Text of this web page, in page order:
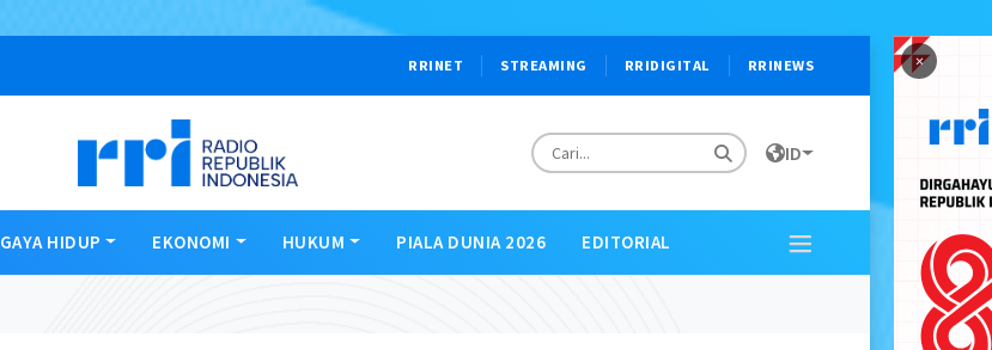
×
RRINET STREAMING RRIDIGITAL RRINEWS
ID
GAYA HIDUP EKONOMI HUKUM PIALA DUNIA 2026 EDITORIAL